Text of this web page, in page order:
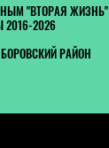
"ВТОРАЯ ЖИЗНЬ"
2026
РАЙОН